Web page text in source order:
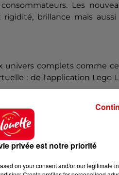
Les
brillance mais
univers complets comme
: de l'application Lego
cotée qui était moribonde
en génération.
preuve que la
privée est notre priorité
on your consent and/or our legitimate